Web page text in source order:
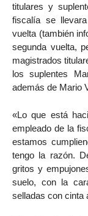
titulares y
fiscalía se
vuelta (también
segunda vuelta,
magistrados
los suplentes
además de Mario
«Lo que está
empleado de la
estamos
tengo la razón.
gritos y
suelo, con la
selladas con cinta